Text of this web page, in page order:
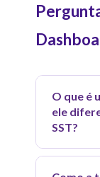
O que é
ele
SST?
Um